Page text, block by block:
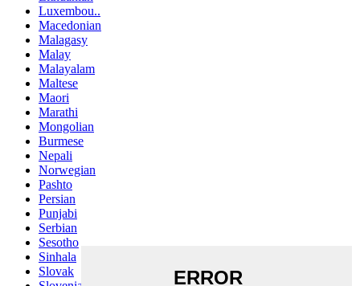
Luxembou..
Macedonian
Malagasy
Malay
Malayalam
Maltese
Maori
Marathi
Mongolian
Burmese
Nepali
Norwegian
Pashto
Persian
Punjabi
Serbian
Sesotho
Sinhala
Slovak